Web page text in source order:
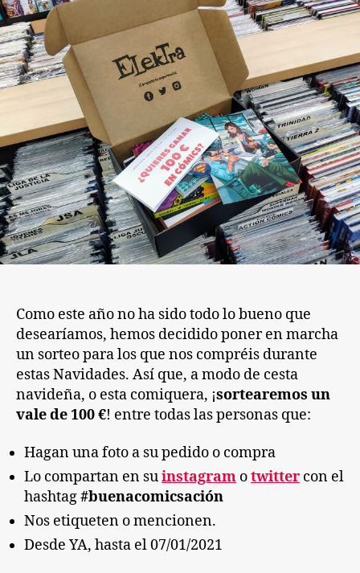
100
€
Como este año no ha sido todo lo bueno que
desearíamos, hemos decidido poner en marcha
un sorteo para los que nos compréis durante
estas Navidades. Así que, a modo de cesta
navideña, o esta comiquera, ¡sortearemos un
vale de 100 €! entre todas las personas que:
Hagan una foto a su pedido o compra
Lo compartan en suinstagram otwitter con el
hashtag#buenacomicsación
Nos etiqueten o mencionen.
Desde YA, hasta el 07/01/2021